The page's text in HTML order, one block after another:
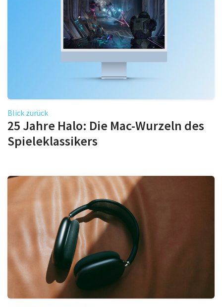
Blick zurück
25 Jahre Halo: Die Mac-Wurzeln des
Spieleklassikers